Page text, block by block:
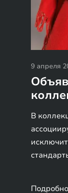
9 апреля
В
Подробно